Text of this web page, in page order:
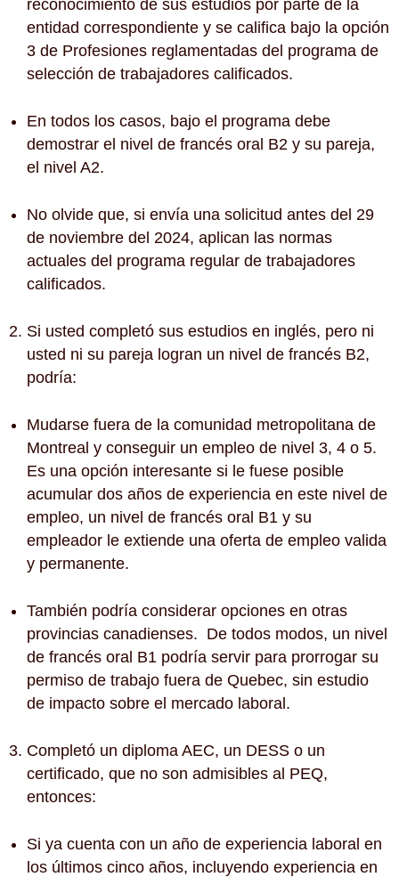
reconocimiento de sus estudios por parte de la
entidad correspondiente y se califica bajo la opción
3 de Profesiones reglamentadas del programa de
selección de trabajadores calificados.
En todos los casos, bajo el programa debe
demostrar el nivel de francés oral B2 y su pareja,
el nivel A2.
No olvide que, si envía una solicitud antes del 29
de noviembre del 2024, aplican las normas
actuales del programa regular de trabajadores
calificados.
Si usted completó sus estudios en inglés, pero ni
usted ni su pareja logran un nivel de francés B2,
podría:
Mudarse fuera de la comunidad metropolitana de
Montreal y conseguir un empleo de nivel 3, 4 o 5.
Es una opción interesante si le fuese posible
acumular dos años de experiencia en este nivel de
empleo, un nivel de francés oral B1 y su
empleador le extiende una oferta de empleo valida
y permanente.
También podría considerar opciones en otras
provincias canadienses. De todos modos, un nivel
de francés oral B1 podría servir para prorrogar su
permiso de trabajo fuera de Quebec, sin estudio
de impacto sobre el mercado laboral.
Completó un diploma AEC, un DESS o un
certificado, que no son admisibles al PEQ,
entonces:
Si ya cuenta con un año de experiencia laboral en
los últimos cinco años, incluyendo experiencia en